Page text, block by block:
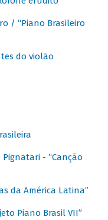
/ “Piano Brasileiro
do violão
- “Canção
da América Latina”
Piano Brasil VII”